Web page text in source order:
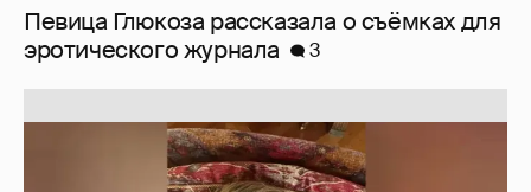
Певица Глюкоза рассказала о съёмках для
эротического журнала
3